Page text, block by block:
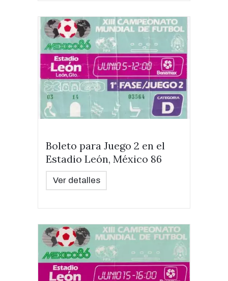
Boleto para Juego 2 en el
Estadio León, México 86
Ver detalles